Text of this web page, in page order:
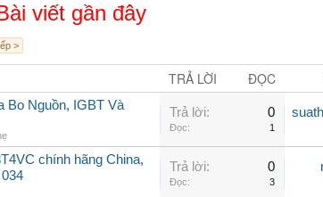
viết gần đây
>
TRẢ LỜI ĐỌC
Bo Nguồn, IGBT Và
Trả lời: 0
Đọc: 1
chính hãng China,
Trả lời: 0
Đọc: 3